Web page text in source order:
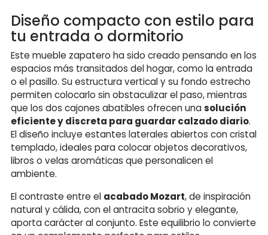
Diseño compacto con estilo para
tu entrada o dormitorio
Este mueble zapatero ha sido creado pensando en los
espacios más transitados del hogar, como la entrada
o el pasillo. Su estructura vertical y su fondo estrecho
permiten colocarlo sin obstaculizar el paso, mientras
que los dos cajones abatibles ofrecen unasolución
eficiente y discreta para guardar calzado diario.
El diseño incluye estantes laterales abiertos con cristal
templado, ideales para colocar objetos decorativos,
libros o velas aromáticas que personalicen el
ambiente.
El contraste entre el acabado Mozart, de inspiración
natural y cálida, con el antracita sobrio y elegante,
aporta carácter al conjunto. Este equilibrio lo convierte